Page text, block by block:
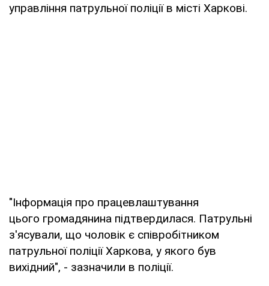
управління патрульної поліції в місті Харкові.
"Інформація про працевлаштування
цього громадянина підтвердилася. Патрульні
з'ясували, що чоловік є співробітником
патрульної поліції Харкова, у якого був
вихідний", - зазначили в поліції.